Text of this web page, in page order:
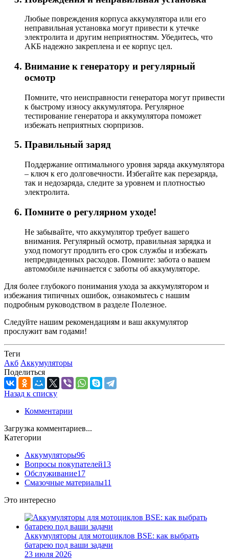
Любые повреждения корпуса аккумулятора или его
неправильная установка могут привести к утечке
электролита и другим неприятностям. Убедитесь, что
АКБ надежно закреплена и ее корпус цел.
Внимание к генератору и регулярный
осмотр
Помните, что неисправности генератора могут привести
к быстрому износу аккумулятора. Регулярное
тестирование генератора и аккумулятора поможет
избежать неприятных сюрпризов.
Правильный заряд
Поддержание оптимального уровня заряда аккумулятора
– ключ к его долговечности. Избегайте как перезаряда,
так и недозаряда, следите за уровнем и плотностью
электролита.
Помните о регулярном уходе!
Не забывайте, что аккумулятор требует вашего
внимания. Регулярный осмотр, правильная зарядка и
уход помогут продлить его срок службы и избежать
непредвиденных расходов. Помните: забота о вашем
автомобиле начинается с заботы об аккумуляторе.
Для более глубокого понимания ухода за аккумулятором и
избежания типичных ошибок, ознакомьтесь с нашим
подробным руководством в разделе Полезное.
Следуйте нашим рекомендациям и ваш аккумулятор
прослужит вам годами!
Теги
Акб Аккумуляторы
Поделиться
Назад к списку
Комментарии
Загрузка комментариев...
Категории
Аккумуляторы96
Вопросы покупателей13
Обслуживание17
Смазочные материалы11
Это интересно
Аккумуляторы для мотоциклов BSE: как выбрать
батарею под ваши задачи
23 июля 2026